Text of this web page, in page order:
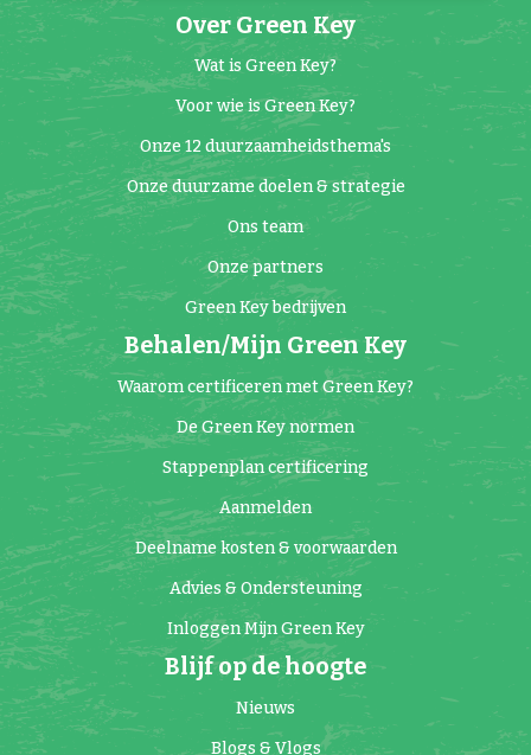
Over Green Key
Wat is Green Key?
Voor wie is Green Key?
Onze 12 duurzaamheidsthema's
Onze duurzame doelen & strategie
Ons team
Onze partners
Green Key bedrijven
Behalen/Mijn Green Key
Waarom certificeren met Green Key?
De Green Key normen
Stappenplan certificering
Aanmelden
Deelname kosten & voorwaarden
Advies & Ondersteuning
Inloggen Mijn Green Key
Blijf op de hoogte
Nieuws
Blogs & Vlogs